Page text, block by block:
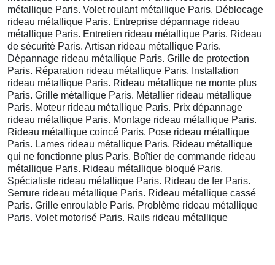
métallique Paris. Volet roulant métallique Paris. Déblocage
rideau métallique Paris. Entreprise dépannage rideau
métallique Paris. Entretien rideau métallique Paris. Rideau
de sécurité Paris. Artisan rideau métallique Paris.
Dépannage rideau métallique Paris. Grille de protection
Paris. Réparation rideau métallique Paris. Installation
rideau métallique Paris. Rideau métallique ne monte plus
Paris. Grille métallique Paris. Métallier rideau métallique
Paris. Moteur rideau métallique Paris. Prix dépannage
rideau métallique Paris. Montage rideau métallique Paris.
Rideau métallique coincé Paris. Pose rideau métallique
Paris. Lames rideau métallique Paris. Rideau métallique
qui ne fonctionne plus Paris. Boîtier de commande rideau
métallique Paris. Rideau métallique bloqué Paris.
Spécialiste rideau métallique Paris. Rideau de fer Paris.
Serrure rideau métallique Paris. Rideau métallique cassé
Paris. Grille enroulable Paris. Problème rideau métallique
Paris. Volet motorisé Paris. Rails rideau métallique